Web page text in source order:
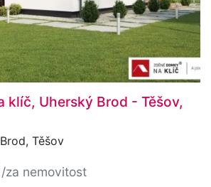
klíč, Uherský Brod - Těšov,
Těšov
/za nemovitost